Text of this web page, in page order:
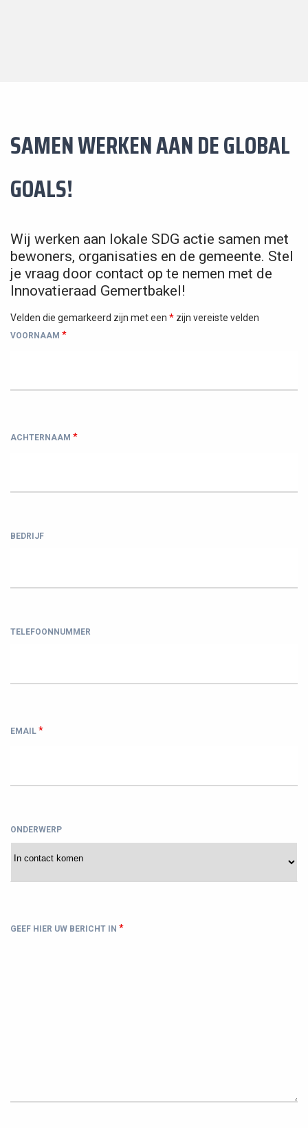
SAMEN WERKEN AAN DE GLOBAL
GOALS!
Wij werken aan lokale SDG actie samen met
bewoners, organisaties en de gemeente. Stel
je vraag door contact op te nemen met de
Innovatieraad Gemertbakel!
Velden die gemarkeerd zijn met een * zijn vereiste velden
VOORNAAM *
ACHTERNAAM *
BEDRIJF
TELEFOONNUMMER
EMAIL *
ONDERWERP
GEEF HIER UW BERICHT IN *